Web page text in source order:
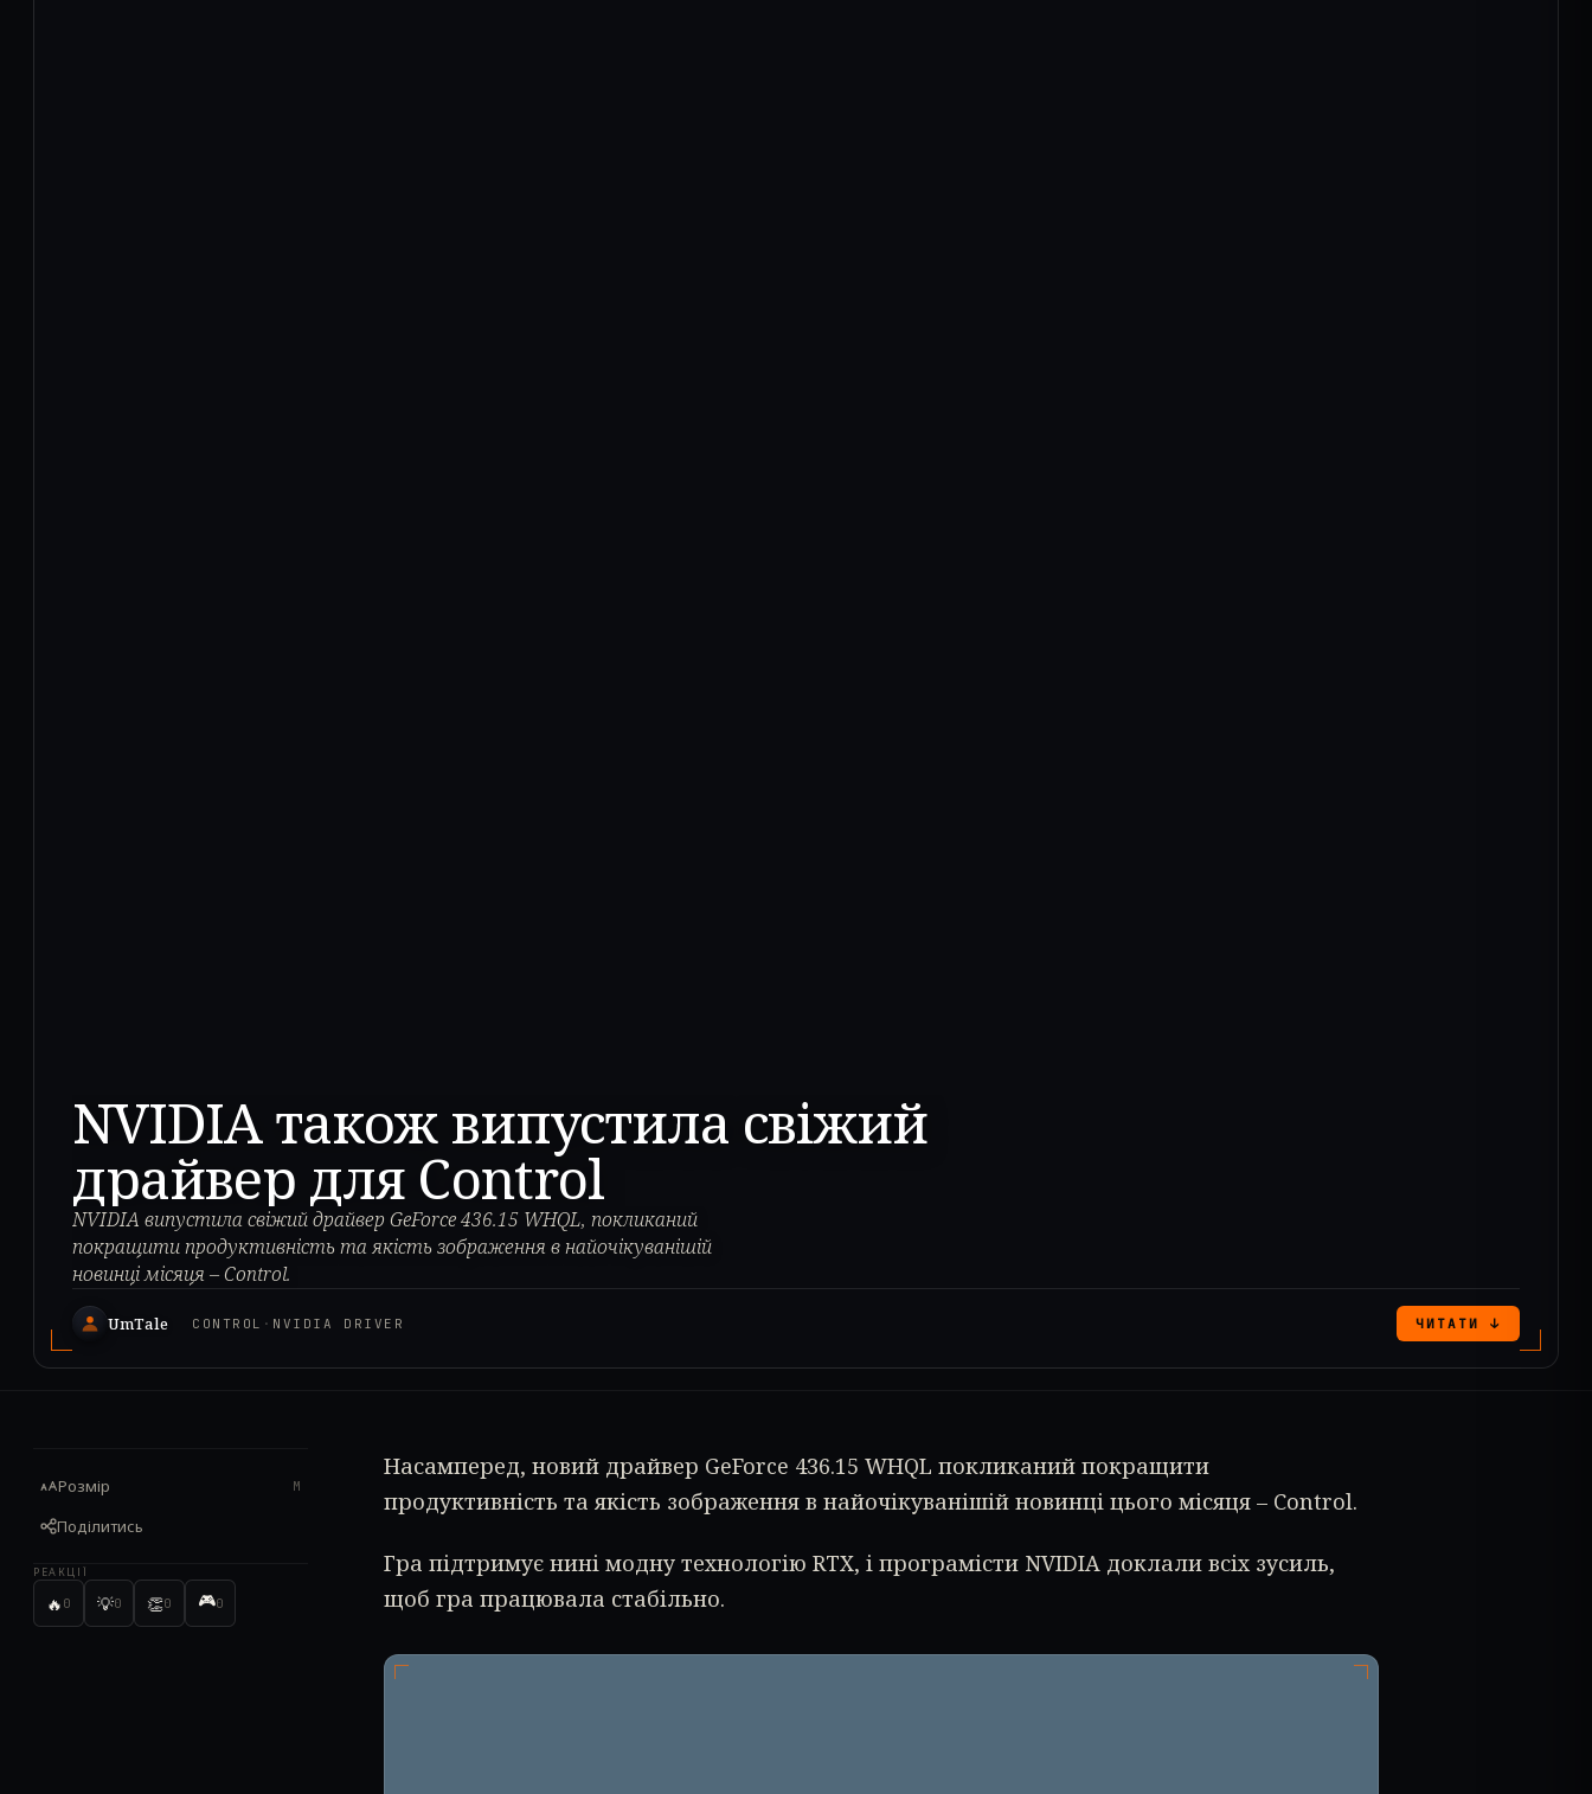
NVIDIA також випустила свіжий
драйвер для Control
NVIDIA випустила свіжий драйвер GeForce 436.15 WHQL, покликаний
покращити продуктивність та якість зображення в найочікуванішій
новинці місяця – Control.
UmTale CONTROL · NVIDIA DRIVER ЧИТАТИ ↓
Розмір M
Поділитись
РЕАКЦІЇ
🔥 0 💡0 👏0 🎮0
Насамперед, новий драйвер GeForce 436.15 WHQL покликаний покращити
продуктивність та якість зображення в найочікуванішій новинці цього місяця – Control.
Гра підтримує нині модну технологію RTX, і програмісти NVIDIA доклали всіх зусиль,
щоб гра працювала стабільно.